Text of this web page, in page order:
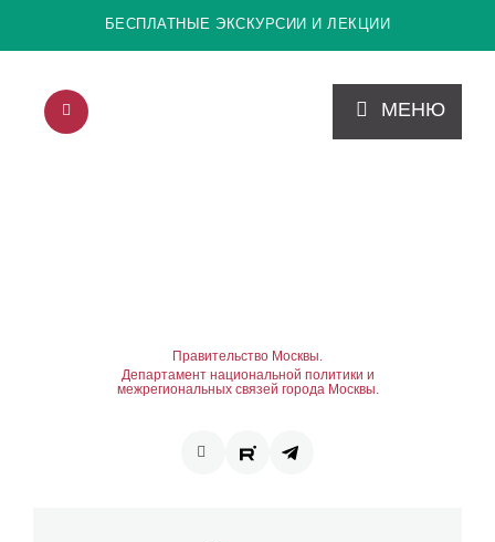
БЕСПЛАТНЫЕ ЭКСКУРСИИ И ЛЕКЦИИ
МЕНЮ
Правительство Москвы.
Департамент национальной политики и
межрегиональных связей города Москвы.